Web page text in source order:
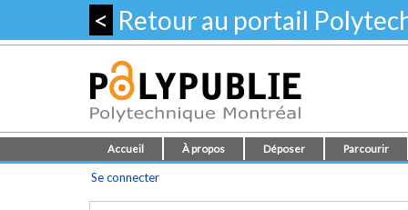
< Retour au portail
Accueil À propos Déposer Parcourir
Se connecter